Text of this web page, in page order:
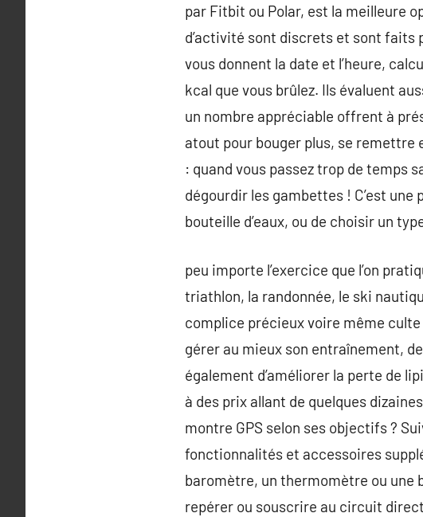
par Fitbit ou Polar, est la meilleure
d’activité sont discrets et sont faits
vous donnent la date et l’heure,
kcal que vous brûlez. Ils évaluent
un nombre appréciable offrent à
atout pour bouger plus, se remettre
: quand vous passez trop de temps
dégourdir les gambettes ! C’est
bouteille d’eaux, ou de choisir un
peu importe l’exercice que l’on
triathlon, la randonnée, le ski
complice précieux voire même culte
gérer au mieux son entraînement,
également d’améliorer la perte de
à des prix allant de quelques
montre GPS selon ses objectifs ?
fonctionnalités et accessoires
baromètre, un thermomètre ou une
repérer ou souscrire au circuit